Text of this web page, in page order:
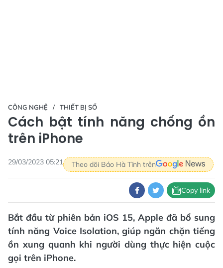
CÔNG NGHỆ THIẾT BỊ SỐ
Cách bật tính năng chống ồn
trên iPhone
29/03/2023 05:21 Theo dõi Báo Hà Tĩnh trên
Copy link
Bắt đầu từ phiên bản iOS 15, Apple đã bổ sung
tính năng Voice Isolation, giúp ngăn chặn tiếng
ồn xung quanh khi người dùng thực hiện cuộc
gọi trên iPhone.